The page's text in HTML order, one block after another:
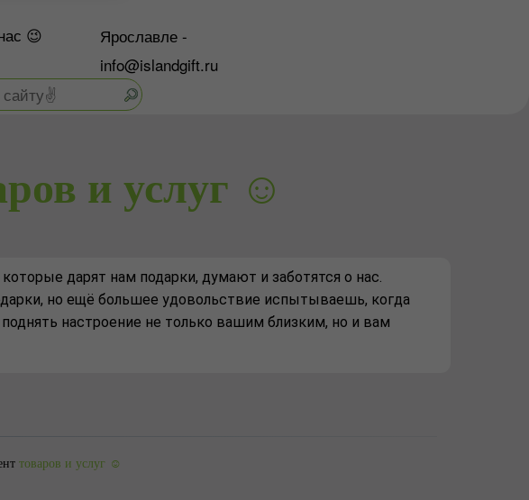
😉
Ярославле -
info@islandgift.ru
и услуг ☺️
дарят нам подарки, думают и заботятся о нас.
но ещё большее удовольствие испытываешь, когда
настроение не только вашим близким, но и вам
товаров и услуг ☺️